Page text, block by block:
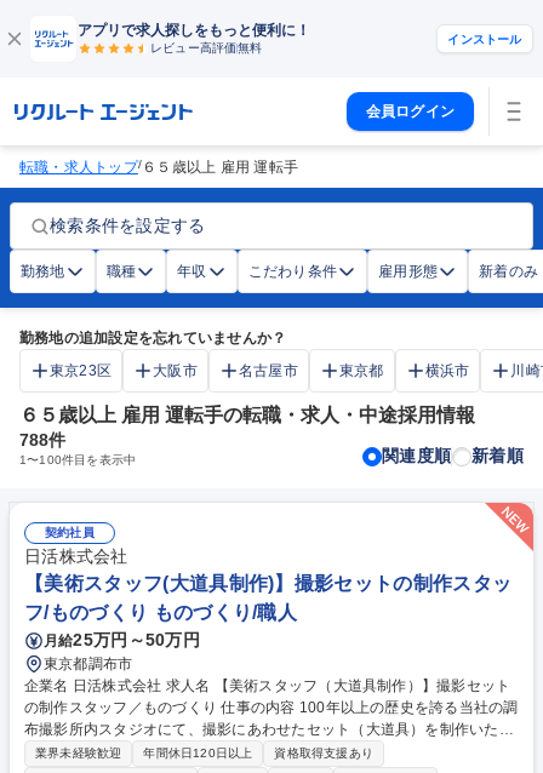
アプリで求人探しをもっと便利に！
レビュー高評価無料
インストール
会員ログイン
転職・求人トップ/ ６５歳以上 雇用 運転手
検索条件を設定する
勤務地 職種 年収 こだわり条件 雇用形態 新着のみ
勤務地の追加設定を忘れていませんか？
東京23区
大阪市 名古屋市 東京都 横浜市 川
６５歳以上 雇用 運転手の転職・求人・中途採用情報
788件
1〜100件目を表示中 関連度順 新着順
契約社員
日活株式会社
【美術スタッフ(大道具制作)】撮影セットの制作スタッ
フ/ものづくり ものづくり/職人
月給25万円～50万円
東京都調布市
企業名 日活株式会社 求人名 【美術スタッフ（大道具制作）】撮影セット
の制作スタッフ／ものづくり 仕事の内容 100年以上の歴史を誇る当社の調
布撮影所内スタジオにて、撮影にあわせたセット（大道具）を制作いただ
きます。映画・TV・CM・MVなどの世界観を支える非常にやりがいのあ
業界未経験歓迎 年間休日120日以上
資格取得支援あり